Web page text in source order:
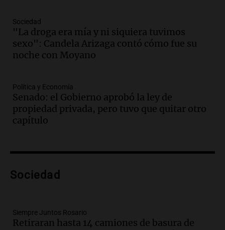
de la UBA
El dato confiable
Episodios
Audio.Cientos de fieles celebran a San
Panorama Federal
Episodios
Audio. "Tiene que haber una
reglamentación": el reclamo del Kennel
Audio.
Panorama Federal
Episodios
Sociedad
"La droga era mía y ni siquiera tuvimos
sexo": Candela Arizaga contó cómo fue su
noche con Moyano
Política y Economía
Senado: el Gobierno aprobó la ley de
propiedad privada, pero tuvo que quitar otro
capítulo
Sociedad
Siempre Juntos Rosario
Retiraran hasta 14 camiones de basura de